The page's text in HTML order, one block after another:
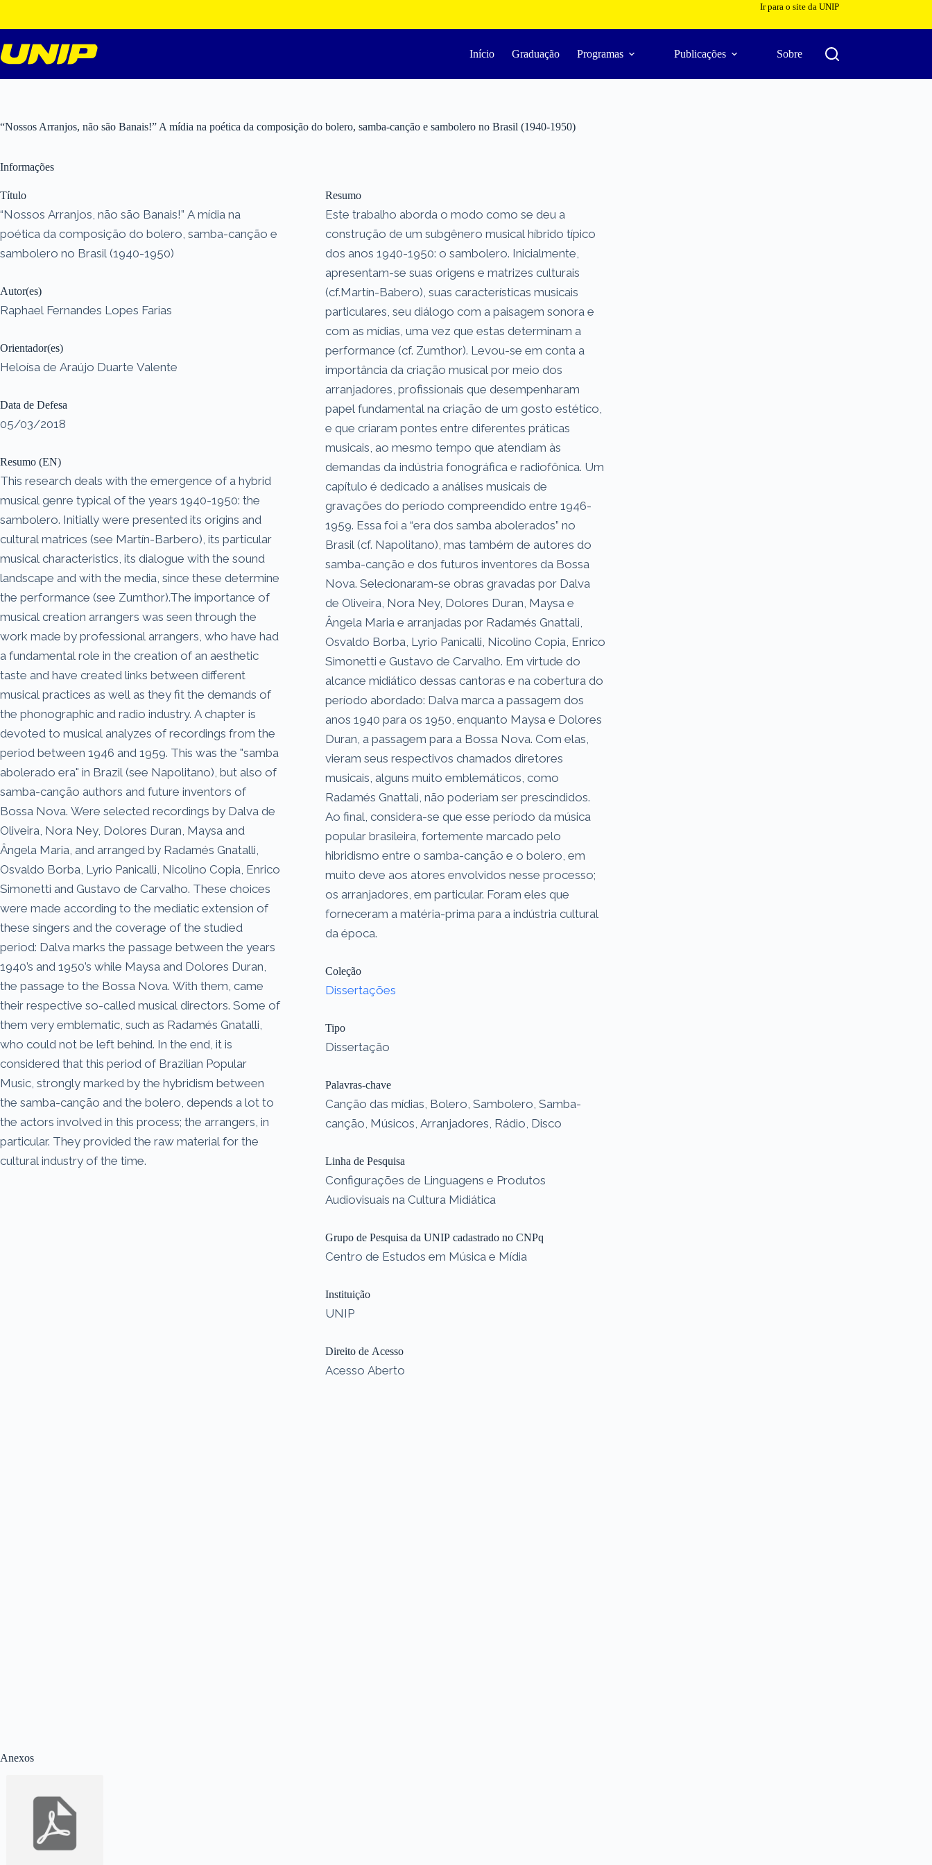
o
conteúdo
Ir para o site da UNIP
Início Graduação Programas Publicações Sobre
“Nossos Arranjos, não são Banais!” A mídia na poética da composição do bolero, samba-canção e sambolero no Brasil (1940-1950)
Anexos
Informações
Título
“Nossos Arranjos, não são Banais!” A mídia na
poética da composição do bolero, samba-canção e
sambolero no Brasil (1940-1950)
Autor(es)
Raphael Fernandes Lopes Farias
Orientador(es)
Heloísa de Araújo Duarte Valente
Data de Defesa
05/03/2018
Resumo (EN)
This research deals with the emergence of a hybrid
musical genre typical of the years 1940-1950: the
sambolero. Initially were presented its origins and
cultural matrices (see Martín-Barbero), its particular
musical characteristics, its dialogue with the sound
landscape and with the media, since these determine
the performance (see Zumthor).The importance of
musical creation arrangers was seen through the
work made by professional arrangers, who have had
a fundamental role in the creation of an aesthetic
taste and have created links between different
musical practices as well as they fit the demands of
the phonographic and radio industry. A chapter is
devoted to musical analyzes of recordings from the
period between 1946 and 1959. This was the "samba
abolerado era" in Brazil (see Napolitano), but also of
samba-canção authors and future inventors of
Bossa Nova. Were selected recordings by Dalva de
Oliveira, Nora Ney, Dolores Duran, Maysa and
Ângela Maria, and arranged by Radamés Gnatalli,
Osvaldo Borba, Lyrio Panicalli, Nicolino Copia, Enrico
Simonetti and Gustavo de Carvalho. These choices
were made according to the mediatic extension of
these singers and the coverage of the studied
period: Dalva marks the passage between the years
1940’s and 1950’s while Maysa and Dolores Duran,
the passage to the Bossa Nova. With them, came
their respective so-called musical directors. Some of
them very emblematic, such as Radamés Gnatalli,
who could not be left behind. In the end, it is
considered that this period of Brazilian Popular
Music, strongly marked by the hybridism between
the samba-canção and the bolero, depends a lot to
the actors involved in this process; the arrangers, in
particular. They provided the raw material for the
cultural industry of the time.
Resumo
Este trabalho aborda o modo como se deu a
construção de um subgênero musical híbrido típico
dos anos 1940-1950: o sambolero. Inicialmente,
apresentam-se suas origens e matrizes culturais
(cf.Martín-Babero), suas características musicais
particulares, seu diálogo com a paisagem sonora e
com as mídias, uma vez que estas determinam a
performance (cf. Zumthor). Levou-se em conta a
importância da criação musical por meio dos
arranjadores, profissionais que desempenharam
papel fundamental na criação de um gosto estético,
e que criaram pontes entre diferentes práticas
musicais, ao mesmo tempo que atendiam às
demandas da indústria fonográfica e radiofônica. Um
capítulo é dedicado a análises musicais de
gravações do período compreendido entre 1946-
1959. Essa foi a “era dos samba abolerados” no
Brasil (cf. Napolitano), mas também de autores do
samba-canção e dos futuros inventores da Bossa
Nova. Selecionaram-se obras gravadas por Dalva
de Oliveira, Nora Ney, Dolores Duran, Maysa e
Ângela Maria e arranjadas por Radamés Gnattali,
Osvaldo Borba, Lyrio Panicalli, Nicolino Copia, Enrico
Simonetti e Gustavo de Carvalho. Em virtude do
alcance midiático dessas cantoras e na cobertura do
período abordado: Dalva marca a passagem dos
anos 1940 para os 1950, enquanto Maysa e Dolores
Duran, a passagem para a Bossa Nova. Com elas,
vieram seus respectivos chamados diretores
musicais, alguns muito emblemáticos, como
Radamés Gnattali, não poderiam ser prescindidos.
Ao final, considera-se que esse período da música
popular brasileira, fortemente marcado pelo
hibridismo entre o samba-canção e o bolero, em
muito deve aos atores envolvidos nesse processo;
os arranjadores, em particular. Foram eles que
forneceram a matéria-prima para a indústria cultural
da época.
Coleção
Dissertações
Tipo
Dissertação
Palavras-chave
Canção das mídias, Bolero, Sambolero, Samba-
canção, Músicos, Arranjadores, Rádio, Disco
Linha de Pesquisa
Configurações de Linguagens e Produtos
Audiovisuais na Cultura Midiática
Grupo de Pesquisa da UNIP cadastrado no CNPq
Centro de Estudos em Música e Mídia
Instituição
UNIP
Direito de Acesso
Acesso Aberto